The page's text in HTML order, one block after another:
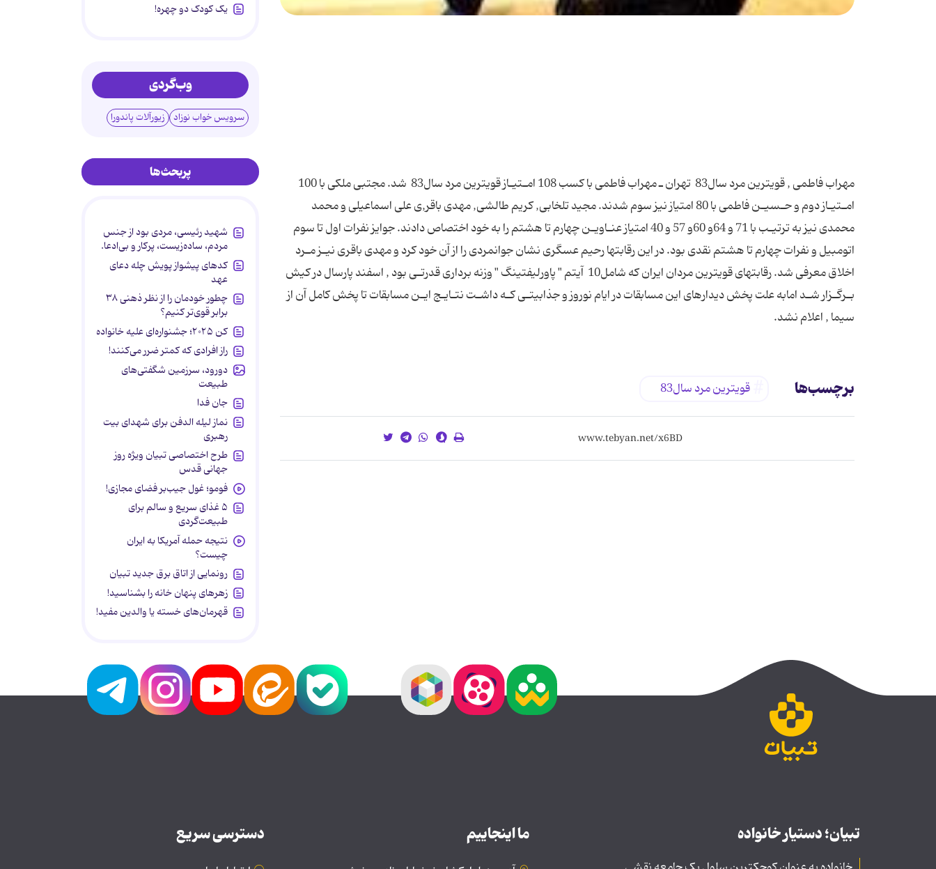
مهراب‎ فاطمی‎ , قویترین‎ مرد سال‎ 83 تهران‎ ـ مهراب‎‎ فاطمی‎ با كسب 108 امـتیـاز قویترین‎ مرد سال‎ 83 شد. مجتبی‎‎ ملكی با 100
امـتیـاز دوم‎ و حـسیـن‎ فاطمی‎ با 80 امتیاز نیز سوم‎ شدند. مجید تلخابی‎‎, كریم‎ طالشی, مهدی‎‎ باقر,ی علی‎‎ اسماعیلی و محمد
اتومبیل و نفرات چهارم‎‎ تا هشتم نقدی‎ بود. در این‎‎ رقابتها رحیم‎ عسگری‎‎ نشان جوانمردی را از آن‎ خود كرد و مهدی‎‎ باقری نیـز مـرد
بـرگـزار شـد امابه‎ علت‎‎ پخش‎ دیدارهای‎ این‎ مسابقات در ایام‎ نوروز و جذابیتـی‎ كـه‎ داشـت‎ نتـایـج‎ ایـن‎‎ مسابقات‎ تا پخش‎ كامل‎ آن از
سیما , اعلام‎ نشد.
برچسب‌ها قویترین‎ مرد سال‎ 83
یک کودک دو چهره!
وب‌گردی
سرویس خواب نوزاد زیورآلات پاندورا
پربحث‌ها
شهید رئیسی، مردی بود از جنس
مردم، ساده‌زیست، پرکار و بی‌ادعا.
کدهای پیشواز پویش چله دعای
عهد
چطور خودمان را از نظر ذهنی ۳۸
برابر قوی‌تر کنیم؟
کن ۲۰۲۵؛ جشنواره‌ای علیه خانواده
راز افرادی که کمتر ضرر می‌کنند!
دورود، سرزمین شگفتی‌های
طبیعت
جان فدا
نماز لیله الدفن برای شهدای بیت
رهبری
طرح اختصاصی تبیان ویژه روز
جهانی قدس
فومو؛ غول جیب‌بر فضای مجازی!
۵ غذای سریع و سالم برای
طبیعت‌گردی
نتیجه حمله آمریکا به ایران
چیست؟
رونمایی از اتاق برق جدید تبیان
زهرهای پنهان خانه را بشناسید!
قهرمان‌های خسته یا والدین مفید!
تبیان؛ دستیار خانواده ما اینجاییم دسترسی سریع